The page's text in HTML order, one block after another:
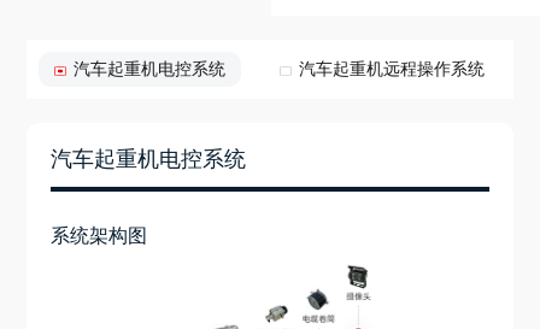
汽车起重机电控系统 汽车起重机远程操作系统
汽车起重机电控系统
系统架构图